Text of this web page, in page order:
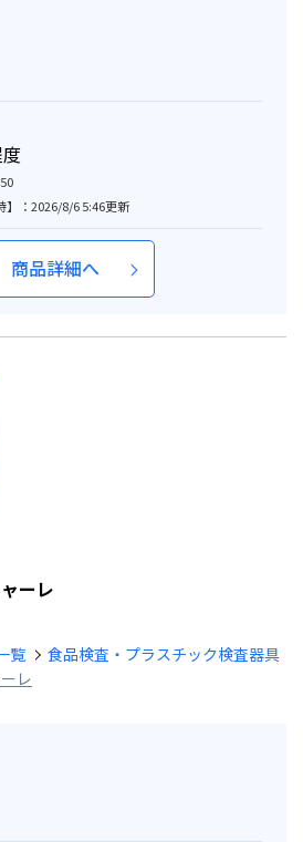
】：2026/8/6 5:46更新
商品詳細へ
ーレ
覧
食品検査・プラスチック検査器具
レ